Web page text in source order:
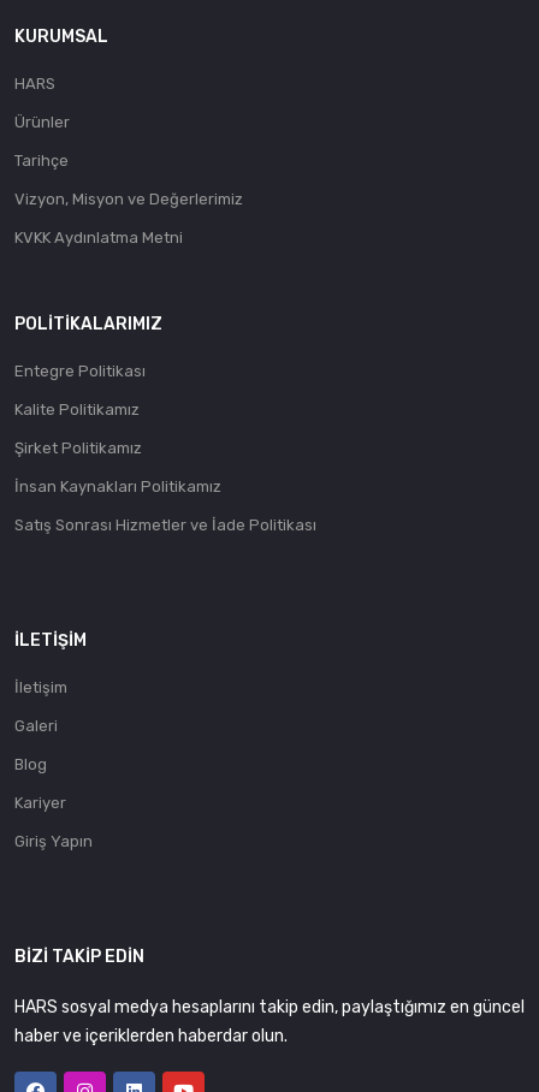
KURUMSAL
HARS
Ürünler
Tarihçe
Vizyon, Misyon ve Değerlerimiz
KVKK Aydınlatma Metni
POLITIKALARIMIZ
Entegre Politikası
Kalite Politikamız
Şirket Politikamız
İnsan Kaynakları Politikamız
Satış Sonrası Hizmetler ve İade Politikası
İLETIŞIM
İletişim
Galeri
Blog
Kariyer
Giriş Yapın
BIZI TAKIP EDIN
HARS sosyal medya hesaplarını takip edin, paylaştığımız en güncel
haber ve içeriklerden haberdar olun.